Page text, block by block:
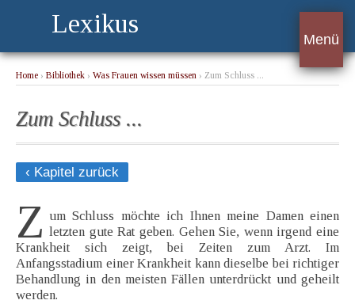
Lexikus
Menü
Home › Bibliothek › Was Frauen wissen müssen › Zum Schluss ...
Zum Schluss ...
‹ Kapitel zurück
Z um Schluss möchte ich Ihnen meine Damen einen
letzten gute Rat geben. Gehen Sie, wenn irgend eine
Krankheit sich zeigt, bei Zeiten zum Arzt. Im
Anfangsstadium einer Krankheit kann dieselbe bei richtiger
Behandlung in den meisten Fällen unterdrückt und geheilt
werden.